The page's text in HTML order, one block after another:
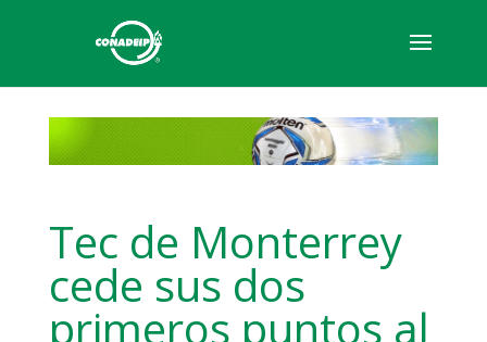
Tec de Monterrey
cede sus dos
primeros puntos al